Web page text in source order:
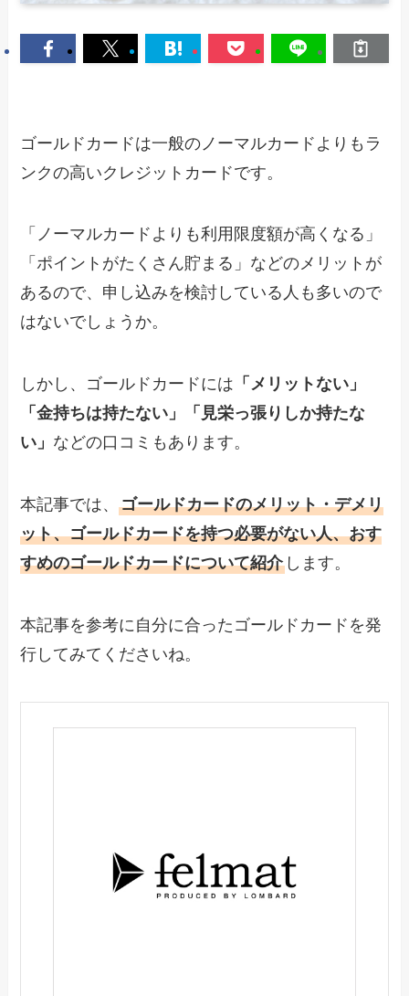
ゴールドカードは一般のノーマルカードよりもラ
ンクの高いクレジットカードです。
「ノーマルカードよりも利用限度額が高くなる」
「ポイントがたくさん貯まる」などのメリットが
あるので、申し込みを検討している人も多いので
はないでしょうか。
しかし、ゴールドカードには 「メリットない」
「金持ちは持たない」「見栄っ張りしか持たな
い」 などの口コミもあります。
本記事では、ゴールドカードのメリット・デメリ
ット、ゴールドカードを持つ必要がない人、おす
すめのゴールドカードについて紹介 します。
本記事を参考に自分に合ったゴールドカードを発
行してみてくださいね。